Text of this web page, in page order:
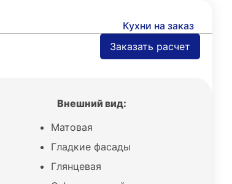
Кухни на заказ
Заказать расчет
Внешний вид:
Матовая
Гладкие фасады
Глянцевая